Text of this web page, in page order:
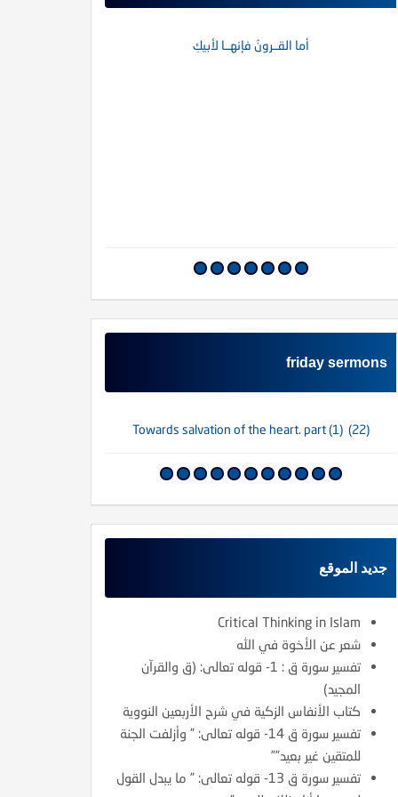
أما القــرونُ فإنهــا لأبيكِ
friday sermons
(22) Towards salvation of the heart. part (1)
جديد الموقع
Critical Thinking in Islam
شعر عن الأخوة في الله
تفسير سورة ق : 1- قوله تعالى: (ق والقرآن
المجيد)
كتاب الأنفاس الزكية في شرح الأربعين النووية
تفسير سورة ق 14- قوله تعالى: ” وأزلفت الجنة
للمتقين غير بعيد””
تفسير سورة ق 13- قوله تعالى: ” ما يبدل القول